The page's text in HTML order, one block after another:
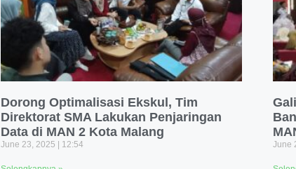
Dorong Optimalisasi Ekskul, Tim
Direktorat SMA Lakukan Penjaringan
Data di MAN 2 Kota Malang
June 23, 2025 12:54 June